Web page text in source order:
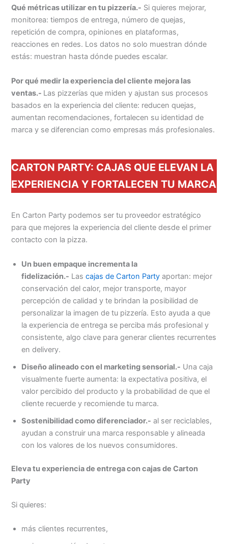
Qué métricas utilizar en tu pizzería.- Si quieres mejorar,
monitorea: tiempos de entrega, número de quejas,
repetición de compra, opiniones en plataformas,
reacciones en redes. Los datos no solo muestran dónde
estás: muestran hasta dónde puedes escalar.
Por qué medir la experiencia del cliente mejora las
ventas.- Las pizzerías que miden y ajustan sus procesos
basados en la experiencia del cliente: reducen quejas,
aumentan recomendaciones, fortalecen su identidad de
marca y se diferencian como empresas más profesionales.
CARTON PARTY: CAJAS QUE ELEVAN LA
EXPERIENCIA Y FORTALECEN TU MARCA
En Carton Party podemos ser tu proveedor estratégico
para que mejores la experiencia del cliente desde el primer
contacto con la pizza.
Un buen empaque incrementa la
fidelización.- Lascajas de Carton Party aportan: mejor
conservación del calor, mejor transporte, mayor
percepción de calidad y te brindan la posibilidad de
personalizar la imagen de tu pizzería. Esto ayuda a que
la experiencia de entrega se perciba más profesional y
consistente, algo clave para generar clientes recurrentes
en delivery.
Diseño alineado con el marketing sensorial.- Una caja
visualmente fuerte aumenta: la expectativa positiva, el
valor percibido del producto y la probabilidad de que el
cliente recuerde y recomiende tu marca.
Sostenibilidad como diferenciador.- al ser reciclables,
ayudan a construir una marca responsable y alineada
con los valores de los nuevos consumidores.
Eleva tu experiencia de entrega con cajas de Carton
Party
Si quieres:
más clientes recurrentes,